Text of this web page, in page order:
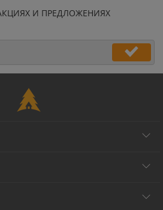
И ПРЕДЛОЖЕНИЯХ